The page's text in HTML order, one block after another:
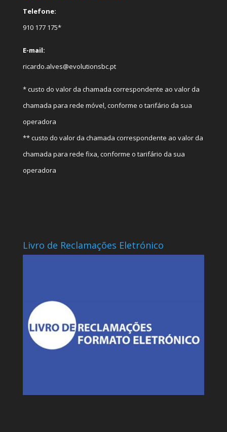
Telefone:
910 177 175*
E-mail:
ricardo.alves@evolutionsbc.pt
* custo do valor da chamada correspondente ao valor da
chamada para rede móvel, conforme o tarifário da sua
operadora
** custo do valor da chamada correspondente ao valor da
chamada para rede fixa, conforme o tarifário da sua
operadora
Livro de Reclamações Eletrónico